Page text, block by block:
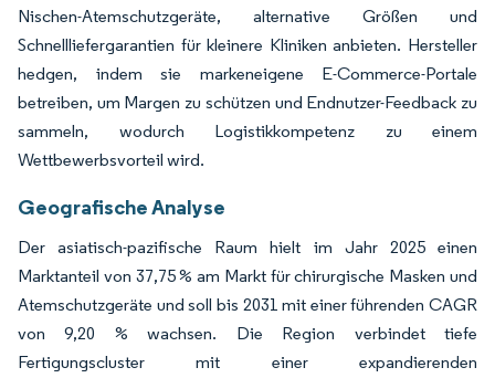
Nischen-Atemschutzgeräte, alternative Größen und
Schnellliefergarantien für kleinere Kliniken anbieten. Hersteller
hedgen, indem sie markeneigene E-Commerce-Portale
betreiben, um Margen zu schützen und Endnutzer-Feedback zu
sammeln, wodurch Logistikkompetenz zu einem
Wettbewerbsvorteil wird.
Geografische Analyse
Der asiatisch-pazifische Raum hielt im Jahr 2025 einen
Marktanteil von 37,75 % am Markt für chirurgische Masken und
Atemschutzgeräte und soll bis 2031 mit einer führenden CAGR
von 9,20 % wachsen. Die Region verbindet tiefe
Fertigungscluster mit einer expandierenden